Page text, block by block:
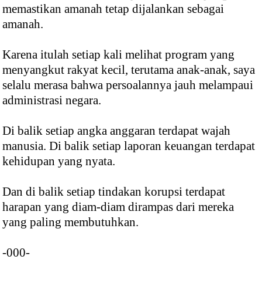
memastikan amanah tetap dijalankan sebagai
amanah.
Karena itulah setiap kali melihat program yang
menyangkut rakyat kecil, terutama anak-anak, saya
selalu merasa bahwa persoalannya jauh melampaui
administrasi negara.
Di balik setiap angka anggaran terdapat wajah
manusia. Di balik setiap laporan keuangan terdapat
kehidupan yang nyata.
Dan di balik setiap tindakan korupsi terdapat
harapan yang diam-diam dirampas dari mereka
yang paling membutuhkan.
-000-